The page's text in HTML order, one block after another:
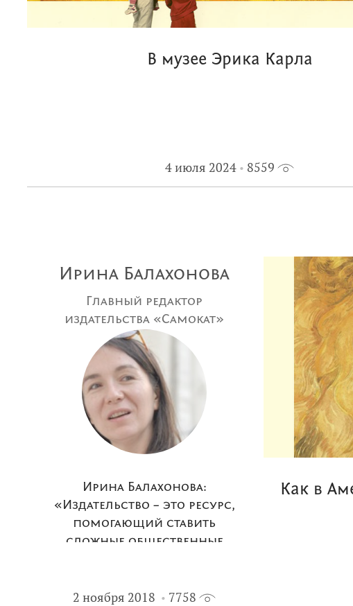
В музее Эрика Карла
4 июля 2024 8559
Ирина Балахонова
Главный редактор
издательства «Самокат»
Ирина Балахонова:
«Издательство – это ресурс,
помогающий ставить
сложные общественные
2 ноября 2018 7758
Как в